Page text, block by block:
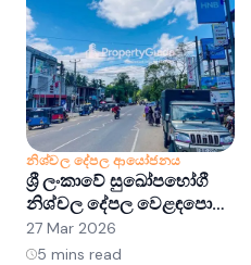
නිශ්චල දේපල ආයෝජනය
ශ්‍රී ලංකාවේ සුඛෝපභෝගී
නිශ්චල දේපල වෙළඳපොළ
අවබෝධ කර ගැනීම:
අවස්ථා සහ ප්‍රවණතා
27 Mar 2026
5 mins read